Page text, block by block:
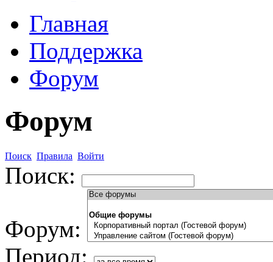
Главная
Поддержка
Форум
Форум
Поиск Правила Войти
Поиск:
Форум:
Период: